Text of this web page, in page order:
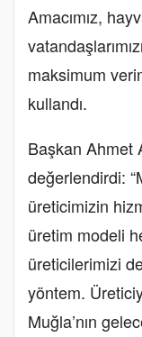
Amacımız,
maksimum
kullandı.
Başkan Ahmet
değerlendirdi:
üreticimizin
üretim modeli
üreticilerimizi
yöntem.
Muğla’nın